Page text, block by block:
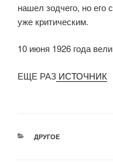
нашел зодчего, но его
уже критическим.
10 июня 1926 года
ЕЩЕ РАЗ ИСТОЧНИК
РУБРИКИ
ДРУГОЕ